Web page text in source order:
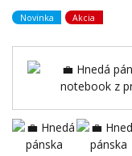
Novinka Akcia